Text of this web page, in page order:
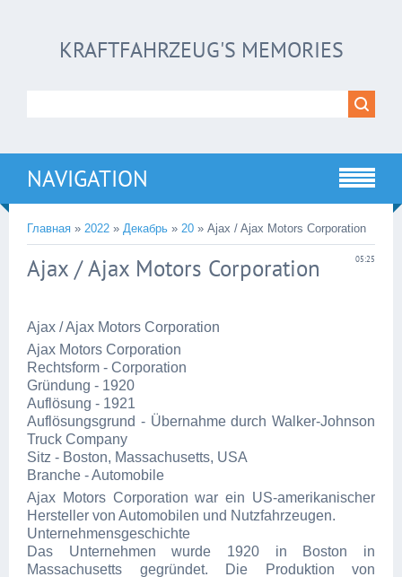
KRAFTFAHRZEUG'S MEMORIES
NAVIGATION
Главная » 2022 » Декабрь » 20 » Ajax / Ajax Motors Corporation
05:25
Ajax / Ajax Motors Corporation
Ajax / Ajax Motors Corporation
Ajax Motors Corporation
Rechtsform - Corporation
Gründung - 1920
Auflösung - 1921
Auflösungsgrund - Übernahme durch Walker-Johnson
Truck Company
Sitz - Boston, Massachusetts, USA
Branche - Automobile
Ajax Motors Corporation war ein US-amerikanischer
Hersteller von Automobilen und Nutzfahrzeugen.
Unternehmensgeschichte
Das Unternehmen wurde 1920 in Boston in
Massachusetts gegründet. Die Produktion von